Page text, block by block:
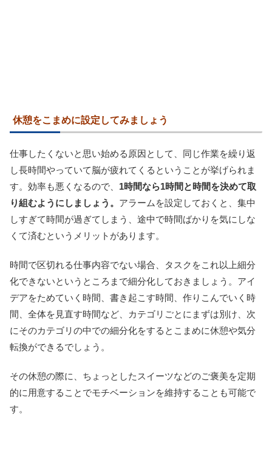
休憩をこまめに設定してみましょう
仕事したくないと思い始める原因として、同じ作業を繰り返
し長時間やっていて脳が疲れてくるということが挙げられま
す。効率も悪くなるので、 1時間なら1時間と時間を決めて取
り組むようにしましょう。 アラームを設定しておくと、集中
しすぎて時間が過ぎてしまう、途中で時間ばかりを気にしな
くて済むというメリットがあります。
時間で区切れる仕事内容でない場合、タスクをこれ以上細分
化できないというところまで細分化しておきましょう。アイ
デアをためていく時間、書き起こす時間、作りこんでいく時
間、全体を見直す時間など、カテゴリごとにまずは別け、次
にそのカテゴリの中での細分化をするとこまめに休憩や気分
転換ができるでしょう。
その休憩の際に、ちょっとしたスイーツなどのご褒美を定期
的に用意することでモチベーションを維持することも可能で
す。